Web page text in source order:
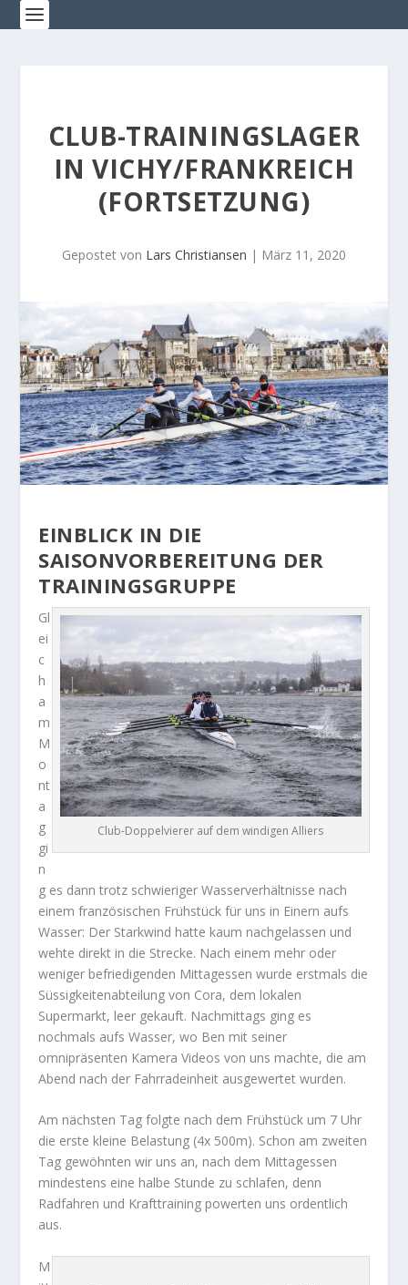
CLUB-TRAININGSLAGER
IN VICHY/FRANKREICH
(FORTSETZUNG)
Gepostet von Lars Christiansen | März 11, 2020
EINBLICK IN DIE
SAISONVORBEREITUNG DER
TRAININGSGRUPPE
Club-Doppelvierer auf dem windigen Alliers
Gl
ei
c
h
a
m
M
o
nt
a
g
gi
n
g es dann trotz schwieriger Wasserverhältnisse nach
einem französischen Frühstück für uns in Einern aufs
Wasser: Der Starkwind hatte kaum nachgelassen und
wehte direkt in die Strecke. Nach einem mehr oder
weniger befriedigenden Mittagessen wurde erstmals die
Süssigkeitenabteilung von Cora, dem lokalen
Supermarkt, leer gekauft. Nachmittags ging es
nochmals aufs Wasser, wo Ben mit seiner
omnipräsenten Kamera Videos von uns machte, die am
Abend nach der Fahrradeinheit ausgewertet wurden.
Am nächsten Tag folgte nach dem Frühstück um 7 Uhr
die erste kleine Belastung (4x 500m). Schon am zweiten
Tag gewöhnten wir uns an, nach dem Mittagessen
mindestens eine halbe Stunde zu schlafen, denn
Radfahren und Krafttraining powerten uns ordentlich
aus.
M